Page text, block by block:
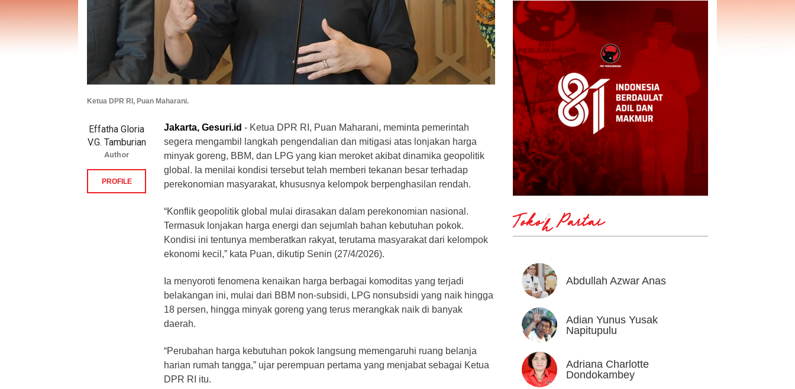
Ketua DPR RI, Puan Maharani.
Jakarta, Gesuri.id - Ketua DPR RI, Puan Maharani, meminta pemerintah
segera mengambil langkah pengendalian dan mitigasi atas lonjakan harga
minyak goreng, BBM, dan LPG yang kian meroket akibat dinamika geopolitik
global. Ia menilai kondisi tersebut telah memberi tekanan besar terhadap
perekonomian masyarakat, khususnya kelompok berpenghasilan rendah.
“Konflik geopolitik global mulai dirasakan dalam perekonomian nasional.
Termasuk lonjakan harga energi dan sejumlah bahan kebutuhan pokok.
Kondisi ini tentunya memberatkan rakyat, terutama masyarakat dari kelompok
ekonomi kecil,” kata Puan, dikutip Senin (27/4/2026).
Ia menyoroti fenomena kenaikan harga berbagai komoditas yang terjadi
belakangan ini, mulai dari BBM non-subsidi, LPG nonsubsidi yang naik hingga
18 persen, hingga minyak goreng yang terus merangkak naik di banyak
daerah.
“Perubahan harga kebutuhan pokok langsung memengaruhi ruang belanja
harian rumah tangga,” ujar perempuan pertama yang menjabat sebagai Ketua
DPR RI itu.
Effatha Gloria
V.G. Tamburian
Author
PROFILE
Tokoh Partai
Abdullah Azwar Anas
Adian Yunus Yusak
Napitupulu
Adriana Charlotte
Dondokambey